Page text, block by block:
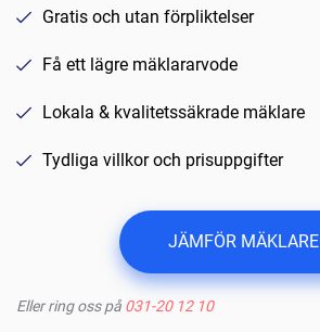
Gratis och utan förpliktelser
Få ett lägre mäklararvode
Lokala & kvalitetssäkrade mäklare
Tydliga villkor och prisuppgifter
JÄMFÖR MÄKLARE
Eller ring oss på 031-20 12 10